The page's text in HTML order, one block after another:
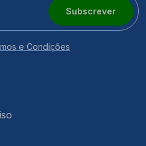
Subscrever
e Condições